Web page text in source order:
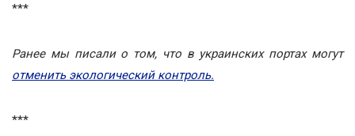
***
Ранее мы писали о том, что в украинских портах могут
отменить экологический контроль.
***